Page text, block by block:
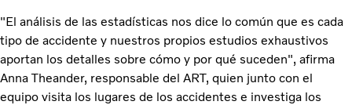
"El análisis de las estadísticas nos dice lo común que es cada
tipo de accidente y nuestros propios estudios exhaustivos
aportan los detalles sobre cómo y por qué suceden", afirma
Anna Theander, responsable del ART, quien junto con el
equipo visita los lugares de los accidentes e investiga los